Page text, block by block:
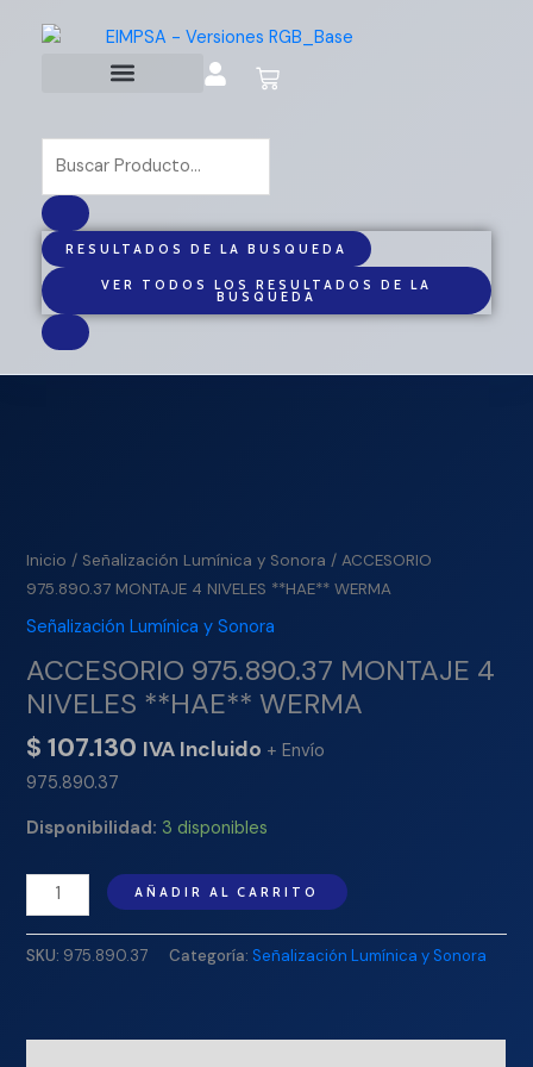
Cart
...
RESULTADOS DE LA BUSQUEDA
VER TODOS LOS RESULTADOS DE LA
BUSQUEDA
Inicio / Señalización Lumínica y Sonora / ACCESORIO
975.890.37 MONTAJE 4 NIVELES **HAE** WERMA
Señalización Lumínica y Sonora
ACCESORIO 975.890.37 MONTAJE 4
NIVELES **HAE** WERMA
$ 107.130 IVA Incluido + Envío
975.890.37
Disponibilidad: 3 disponibles
4
NIVELES
WERMA
cantidad
AÑADIR AL CARRITO
SKU: 975.890.37 Categoría: Señalización Lumínica y Sonora